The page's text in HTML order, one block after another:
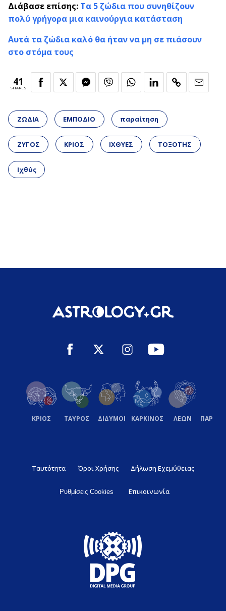
Διάβασε επίσης: Τα 5 ζώδια που συνηθίζουν
πολύ γρήγορα μια καινούργια κατάσταση
Αυτά τα ζώδια καλό θα ήταν να μη σε πιάσουν
στο στόμα τους
41
SHARES
ΖΩΔΙΑ ΕΜΠΟΔΙΟ παραίτηση
ΖΥΓΟΣ ΚΡΙΟΣ ΙΧΘΥΕΣ ΤΟΞΟΤΗΣ
Ιχθύς
ΚΡΙΟΣ ΤΑΥΡΟΣ ΔΙΔΥΜΟΙ ΚΑΡΚΙΝΟΣ ΛΕΩΝ
Ταυτότητα Όροι Χρήσης Δήλωση Εχεμύθειας
Ρυθμίσεις Cookies Επικοινωνία